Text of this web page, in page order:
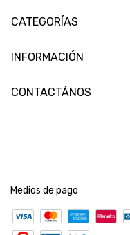
CATEGORÍAS
INFORMACIÓN
CONTACTÁNOS
Medios de pago